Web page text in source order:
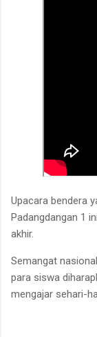
Upacara bendera
Padangdangan 1
akhir.
Semangat
para siswa
mengajar sehari-